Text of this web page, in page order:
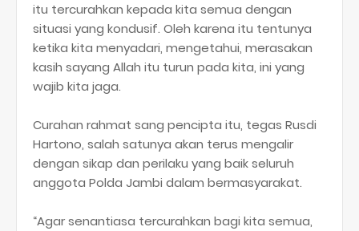
itu tercurahkan kepada kita semua dengan
situasi yang kondusif. Oleh karena itu tentunya
ketika kita menyadari, mengetahui, merasakan
kasih sayang Allah itu turun pada kita, ini yang
wajib kita jaga.
Curahan rahmat sang pencipta itu, tegas Rusdi
Hartono, salah satunya akan terus mengalir
dengan sikap dan perilaku yang baik seluruh
anggota Polda Jambi dalam bermasyarakat.
“Agar senantiasa tercurahkan bagi kita semua,